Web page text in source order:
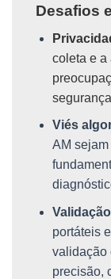
Desafios
coleta e a
Viés
AM
portáteis
validação
precisão,